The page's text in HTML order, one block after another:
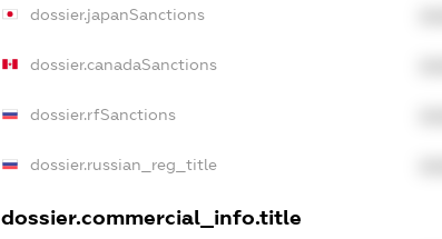
dossier.japanSanctions
dossier.canadaSanctions
dossier.rfSanctions
dossier.russian_reg_title
dossier.commercial_info.title